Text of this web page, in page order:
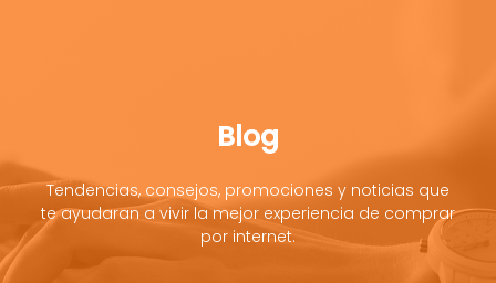
Blog
Tendencias, consejos, promociones y noticias que
te ayudaran a vivir la mejor experiencia de comprar
por internet.